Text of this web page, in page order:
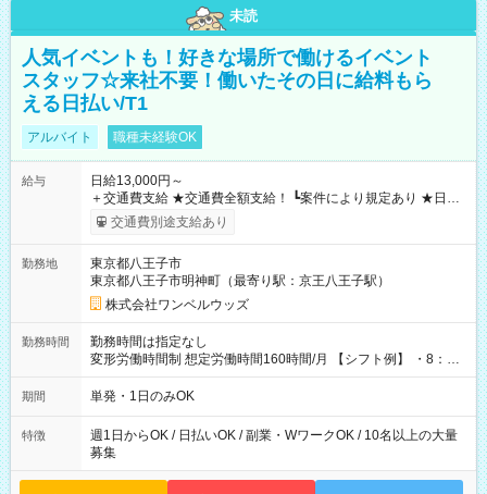
未読
人気イベントも！好きな場所で働けるイベント
スタッフ☆来社不要！働いたその日に給料もら
える日払い/T1
アルバイト 職種未経験OK
給与
日給13,000円～
＋交通費支給 ★交通費全額支給！ ┗案件により規定あり ★日払
いOK！（規定あり） ┗働いたその日に現金GET♪ お仕事後はコ
ンビニATMから 日払い分を引き落とせます！ 【試用期間】試
交通費別途支給あり
勤務地
東京都八王子市
東京都八王子市明神町（最寄り駅：京王八王子駅）
株式会社ワンベルウッズ
勤務時間
勤務時間は指定なし
変形労働時間制 想定労働時間160時間/月 【シフト例】 ・8：00
～21：00
期間 単発・1日のみOK
特徴
週1日からOK / 日払いOK / 副業・WワークOK / 10名以上の大量
募集